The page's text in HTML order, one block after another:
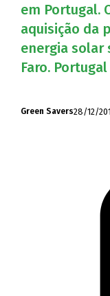
em Portugal.
aquisição da
energia solar
Faro.
Green Savers28/12/